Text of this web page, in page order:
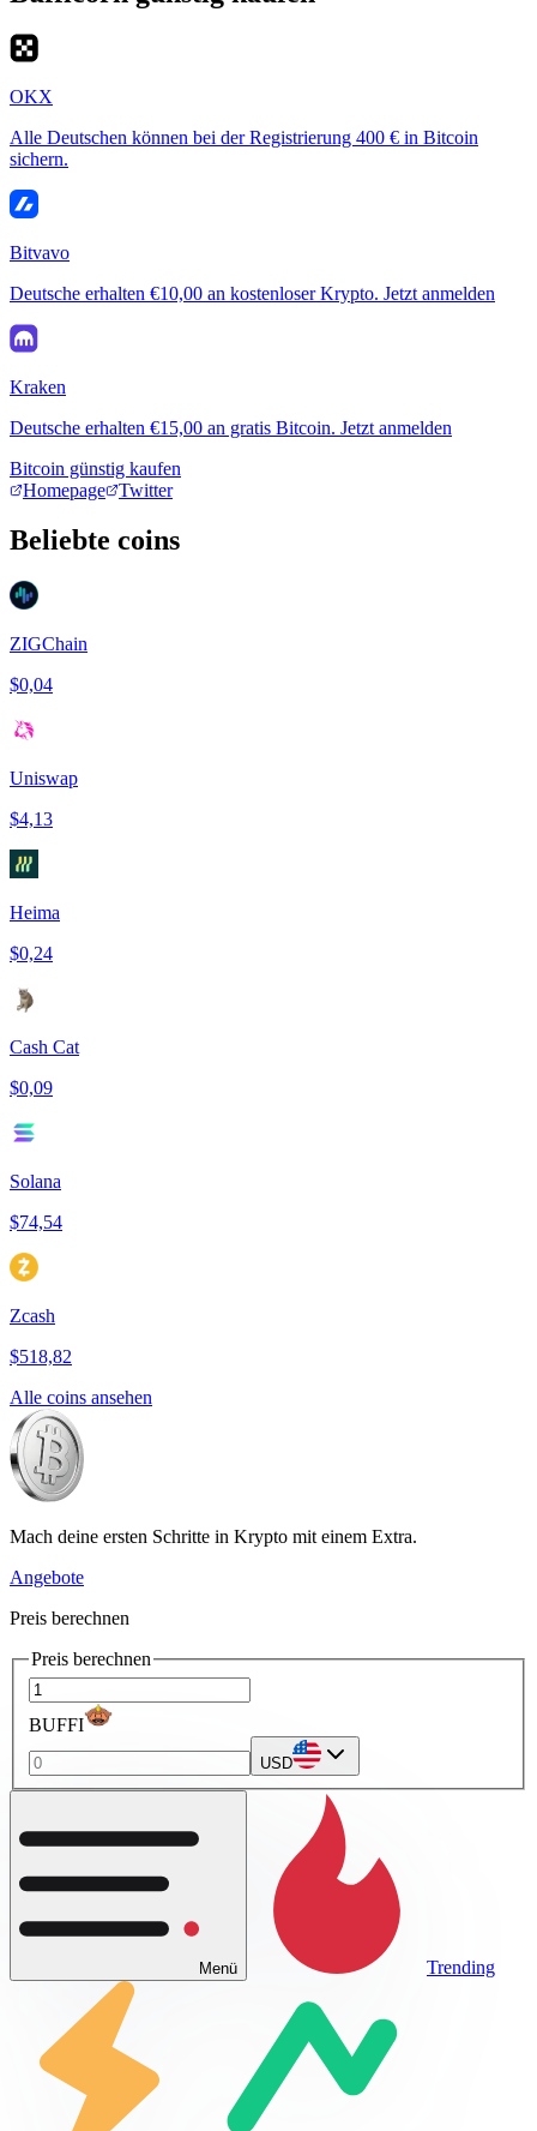
OKX
Alle Deutschen können bei der Registrierung 400 € in Bitcoin
sichern.
Bitvavo
Deutsche erhalten €10,00 an kostenloser Krypto. Jetzt anmelden
Kraken
Deutsche erhalten €15,00 an gratis Bitcoin. Jetzt anmelden
Bitcoin günstig kaufen
Homepage
Twitter
Beliebte coins
ZIGChain
$0,04
Uniswap
$4,13
Heima
$0,24
Cash Cat
$0,09
Solana
$74,54
Zcash
$518,82
Alle coins ansehen
Mach deine ersten Schritte in Krypto mit einem Extra.
Angebote
Preis berechnen
Preis berechnen
BUFFI
USD
Menü Trending